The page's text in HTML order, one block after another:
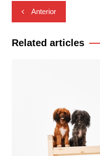
Navegación
de
entradas
Anterior
Related articles